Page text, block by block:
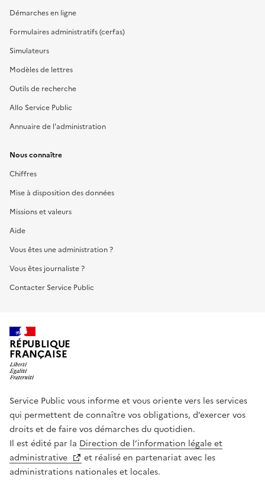
Démarches en ligne
Formulaires administratifs (cerfas)
Simulateurs
Modèles de lettres
Outils de recherche
Allo Service Public
Annuaire de l'administration
Nous connaître
Chiffres
Mise à disposition des données
Missions et valeurs
Aide
Vous êtes une administration ?
Vous êtes journaliste ?
Contacter Service Public
RÉPUBLIQUE
FRANÇAISE
Service Public vous informe et vous oriente vers les services
qui permettent de connaître vos obligations, d’exercer vos
droits et de faire vos démarches du quotidien.
Il est édité par la Direction de l’information légale et
administrative
et réalisé en partenariat avec les
administrations nationales et locales.